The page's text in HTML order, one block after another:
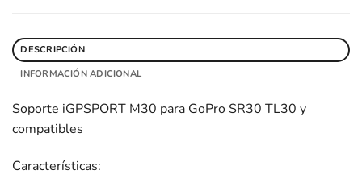
DESCRIPCIÓN
INFORMACIÓN ADICIONAL
Soporte iGPSPORT M30 para GoPro SR30 TL30 y
compatibles
Características: